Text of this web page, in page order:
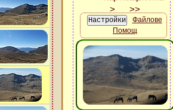
Файлове
Помощ